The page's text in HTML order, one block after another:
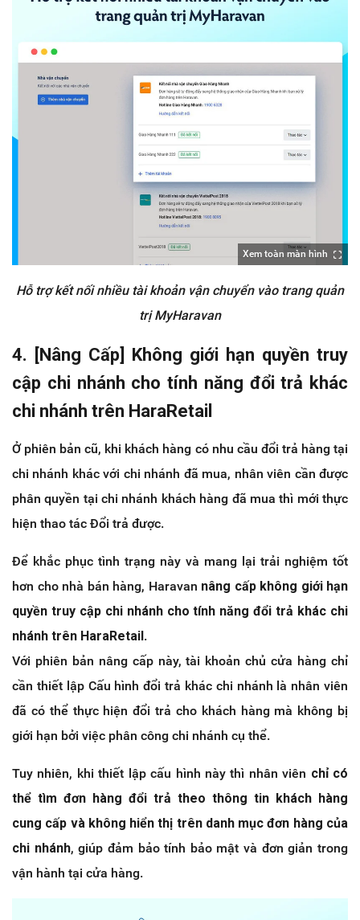
Xem toàn màn hình
Hỗ trợ kết nối nhiều tài khoản vận chuyển vào trang quản
trị MyHaravan
4. [Nâng Cấp] Không giới hạn quyền truy
cập chi nhánh cho tính năng đổi trả khác
chi nhánh trên HaraRetail
Ở phiên bản cũ, khi khách hàng có nhu cầu đổi trả hàng tại
chi nhánh khác với chi nhánh đã mua, nhân viên cần được
phân quyền tại chi nhánh khách hàng đã mua thì mới thực
hiện thao tác Đổi trả được.
Để khắc phục tình trạng này và mang lại trải nghiệm tốt
hơn cho nhà bán hàng, Haravan nâng cấp không giới hạn
quyền truy cập chi nhánh cho tính năng đổi trả khác chi
nhánh trên HaraRetail.
Với phiên bản nâng cấp này, tài khoản chủ cửa hàng chỉ
cần thiết lập Cấu hình đổi trả khác chi nhánh là nhân viên
đã có thể thực hiện đổi trả cho khách hàng mà không bị
giới hạn bởi việc phân công chi nhánh cụ thể.
Tuy nhiên, khi thiết lập cấu hình này thì nhân viên chỉ có
thể tìm đơn hàng đổi trả theo thông tin khách hàng
cung cấp và không hiển thị trên danh mục đơn hàng của
chi nhánh, giúp đảm bảo tính bảo mật và đơn giản trong
vận hành tại cửa hàng.